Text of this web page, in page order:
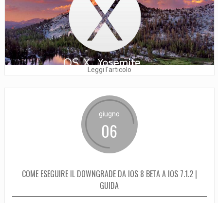
Leggi l'articolo
giugno
06
COME ESEGUIRE IL DOWNGRADE DA IOS 8 BETA A IOS 7.1.2 |
GUIDA